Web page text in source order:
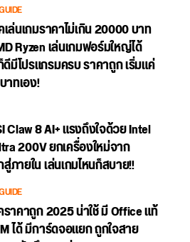
ล่นเกมราคาไม่เกิน 20000 บาท
Ryzen เล่นเกมฟอร์มใหญ่ได้
มีโปรแกรมครบ ราคาถูก เริ่มแค่
าทเอง!
Claw 8 AI+ แรงถึงใจด้วย Intel
200V ยกเครื่องใหม่จาก
ภายใน เล่นเกมไหนก็สบาย!!
าคาถูก 2025 น่าใช้ มี Office แท้
ได้ มีการ์ดจอแยก ถูกใจสาย